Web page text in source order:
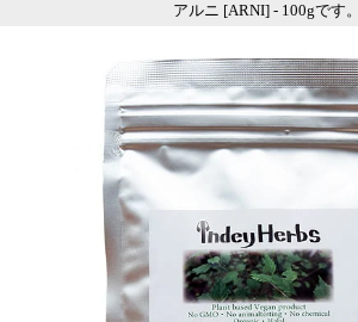
アルニ [ARNI] - 100gです。